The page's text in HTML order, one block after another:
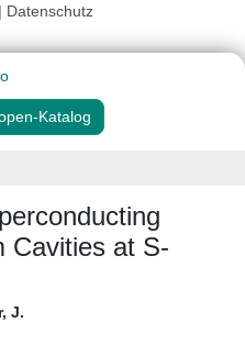
| Datenschutz
Katalog
Cavities at S-
J.